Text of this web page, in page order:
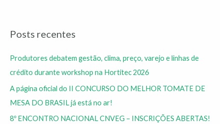
Posts recentes
Produtores debatem gestão, clima, preço, varejo e linhas de
crédito durante workshop na Hortitec 2026
A página oficial do II CONCURSO DO MELHOR TOMATE DE
MESA DO BRASIL já está no ar!
8º ENCONTRO NACIONAL CNVEG – INSCRIÇÕES ABERTAS!